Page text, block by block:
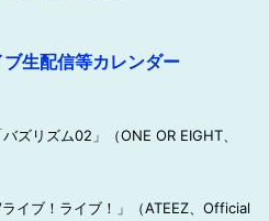
生配信等カレンダー
ズリズム02」（ONE OR EIGHT、
イブ！ライブ！」（ATEEZ、Official